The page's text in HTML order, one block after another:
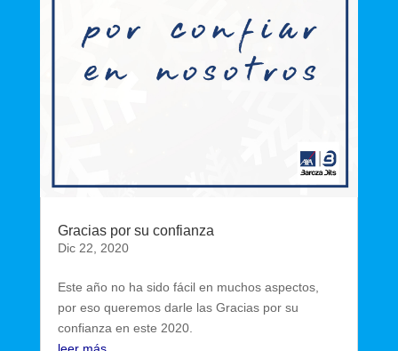
Gracias por su confianza
Dic 22, 2020
Este año no ha sido fácil en muchos aspectos,
por eso queremos darle las Gracias por su
confianza en este 2020.